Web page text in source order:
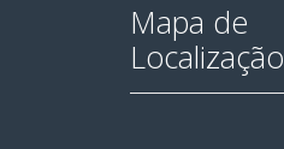
Mapa de
Localização